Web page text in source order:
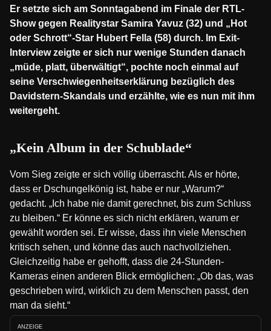
Er setzte sich am Sonntagabend im Finale der RTL-
Show gegen Realitystar Samira Yavuz (32) und „Hot
oder Schrott“-Star Hubert Fella (58) durch. Im Exit-
Interview zeigte er sich nur wenige Stunden danach
„müde, platt, überwältigt“, pochte noch einmal auf
seine Verschwiegenheitserklärung bezüglich des
Davidstern-Skandals und erzählte, wie es nun mit ihm
weitergeht.
„Kein Album in der Schublade“
Vom Sieg zeigte er sich völlig überrascht. Als er hörte,
dass er Dschungelkönig ist, habe er nur „Warum?“
gedacht. „Ich habe nie damit gerechnet, bis zum Schluss
zu bleiben.“ Er könne es sich nicht erklären, warum er
gewählt worden sei. Er wisse, dass ihn viele Menschen
kritisch sehen, und könne das auch nachvollziehen.
Gleichzeitig habe er gehofft, dass die 24-Stunden-
Kameras einen anderen Blick ermöglichen: „Ob das, was
geschrieben wird, wirklich zu dem Menschen passt, den
man da sieht.“
ANZEIGE